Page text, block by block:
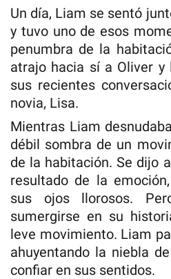
Un día, Liam se sentó
y tuvo uno de esos
penumbra de la
atrajo hacia sí a Oliver y
sus recientes
novia, Lisa.
Mientras Liam
débil sombra de un
de la habitación. Se dijo
resultado de la
sus ojos llorosos.
sumergirse en su
leve movimiento. Liam
ahuyentando la niebla
confiar en sus sentidos.